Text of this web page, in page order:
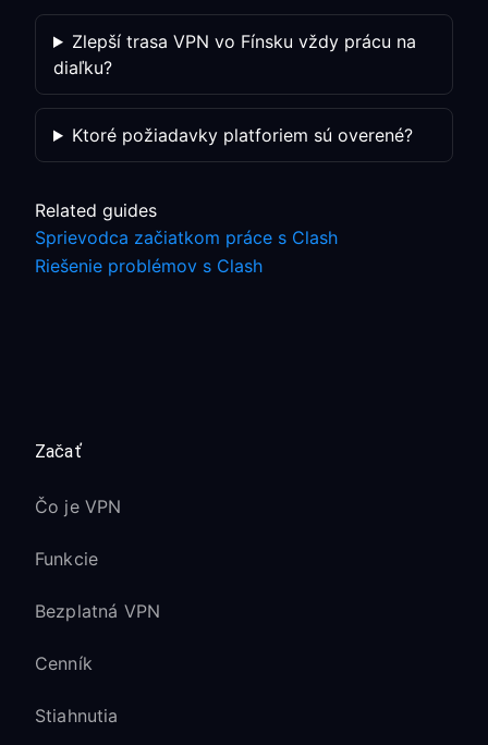
Zlepší trasa VPN vo Fínsku vždy prácu na
diaľku?
Ktoré požiadavky platforiem sú overené?
Related guides
Sprievodca začiatkom práce s Clash
Riešenie problémov s Clash
Začať
Čo je VPN
Funkcie
Bezplatná VPN
Cenník
Stiahnutia